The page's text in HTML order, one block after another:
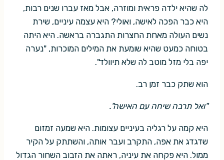
לה שהיא ילדה פראית ומוזרה, אבל מאז עברו שנים רבות,
היא כבר הפכה לאישה, ואולי? היא עצמה עיניים, שירת
נשים העולה מאחת החצרות התגברה בראשה. היא היתה
בטוחה כמעט שהיא שומעת את המילים המוכרות, "נערה
יפה בלי מזל מוטב לה שלא תיוולד".
הוא שתק כבר זמן רב.
"ואל תרבה שיחה עם האישה".
היא קמה על רגליה בעיניים עצומות. היא שמעה זמזום
שדגדג את אפה, התקרב ועבר אותה, והשתתק על הקיר
ממול. היא פקחה את עיניה, ראתה את הזבוב השחור הגדול